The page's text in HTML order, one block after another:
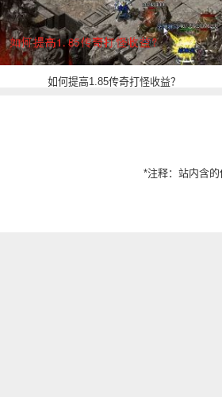
如何提高1.85传奇打怪收益？
*注释：站内含